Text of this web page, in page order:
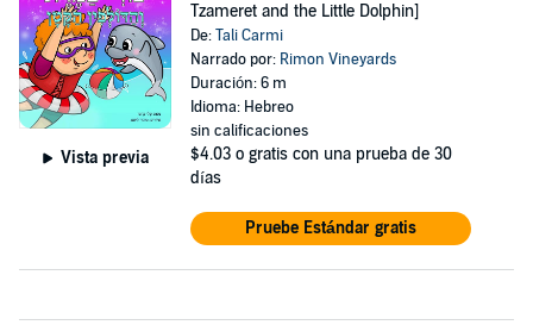
Vista previa
Tzameret and the Little Dolphin]
De:Tali Carmi
Narrado por: Rimon Vineyards
Duración: 6 m
Idioma: Hebreo
sin calificaciones
$4.03 o gratis con una prueba de 30
días
Pruebe Estándar gratis